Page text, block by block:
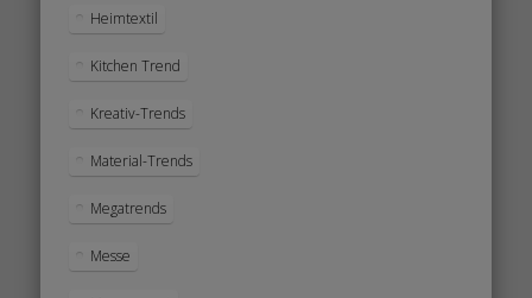
Heimtextil
Kitchen Trend
Kreativ-Trends
Material-Trends
Megatrends
Messe